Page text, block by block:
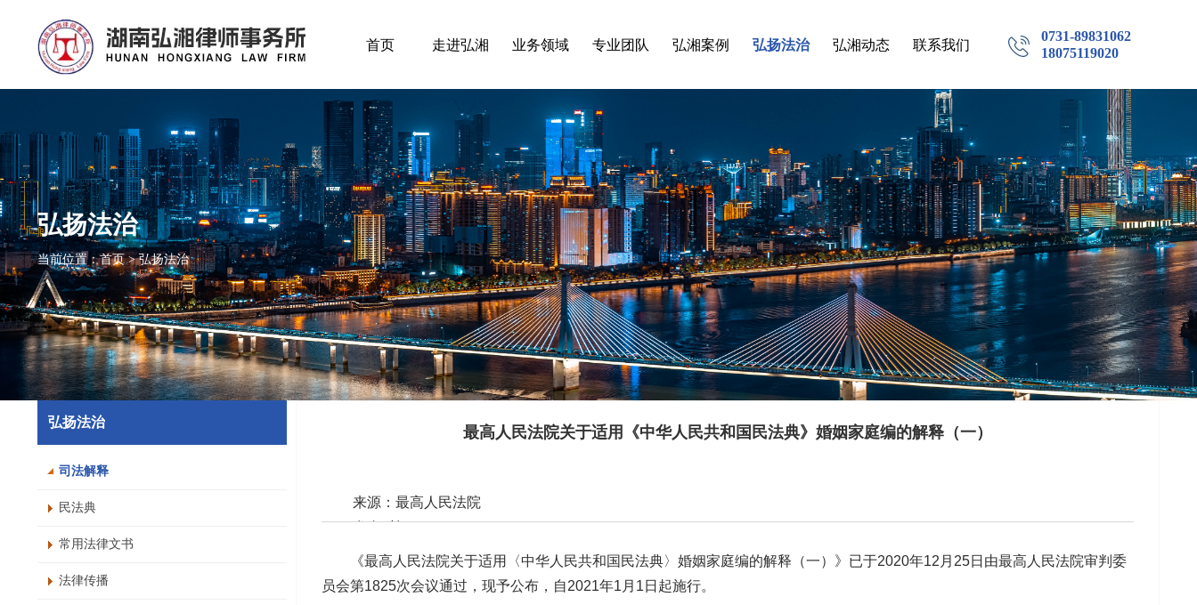
0731-89831062
18075119020
首页 走进弘湘 业务领域 专业团队 弘湘案例 弘扬法治 弘湘动态 联系我们
弘扬法治
当前位置：首页 > 弘扬法治
弘扬法治
司法解释
民法典
常用法律文书
法律传播
最高人民法院关于适用《中华人民共和国民法典》婚姻家庭编的解释（一）
来源：最高人民法院
发布时间：2020-12-30 21:20:44
字号：
打印本页
《最高人民法院关于适用〈中华人民共和国民法典〉婚姻家庭编的解释（一）》已于2020年12月25日由最高人民法院审判委
员会第1825次会议通过，现予公布，自2021年1月1日起施行。